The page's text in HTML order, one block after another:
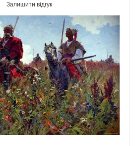
Залишити відгук